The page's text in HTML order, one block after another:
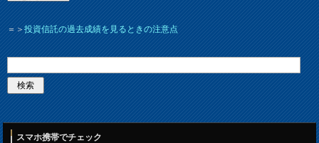
＝＞投資信託の過去成績を見るときの注意点
スマホ携帯でチェック